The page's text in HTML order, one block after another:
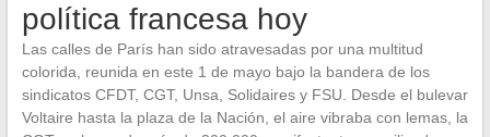
política francesa hoy
Las calles de París han sido atravesadas por una multitud
colorida, reunida en este 1 de mayo bajo la bandera de los
sindicatos CFDT, CGT, Unsa, Solidaires y FSU. Desde el bulevar
Voltaire hasta la plaza de la Nación, el aire vibraba con lemas, la